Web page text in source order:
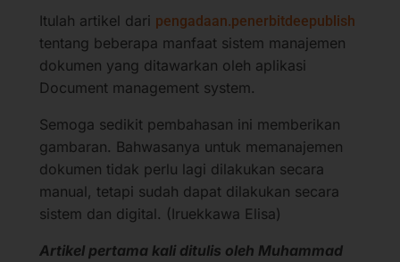
Itulah artikel dari pengadaan.penerbitdeepublish
tentang beberapa manfaat sistem manajemen
dokumen yang ditawarkan oleh aplikasi
Document management system.
Semoga sedikit pembahasan ini memberikan
gambaran. Bahwasanya untuk memanajemen
dokumen tidak perlu lagi dilakukan secara
manual, tetapi sudah dapat dilakukan secara
sistem dan digital. (Iruekkawa Elisa)
Artikel pertama kali ditulis oleh Muhammad